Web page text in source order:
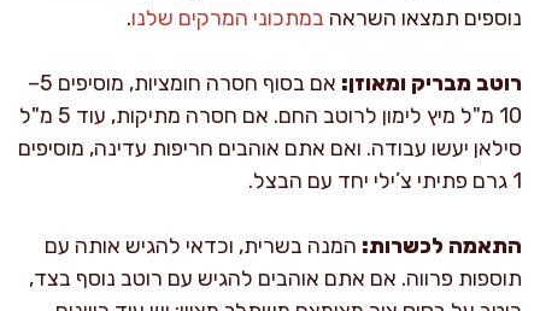
נוספים תמצאו השראה במתכוני המרקים שלנו.
רוטב מבריק ומאוזן:
אם בסוף חסרה חומציות, מוסיפים 5–
10 מ"ל מיץ לימון לרוטב החם. אם חסרה מתיקות, עוד 5 מ"ל
סילאן יעשו עבודה. ואם אתם אוהבים חריפות עדינה, מוסיפים
1 גרם פתיתי צ’ילי יחד עם הבצל.
התאמה לכשרות: המנה בשרית, וכדאי להגיש אותה עם
תוספות פרווה. אם אתם אוהבים להגיש עם רוטב נוסף בצד,